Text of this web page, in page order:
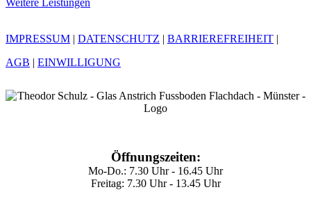
Weitere Leistungen
IMPRESSUM | DATENSCHUTZ | BARRIEREFREIHEIT |
AGB | EINWILLIGUNG
Öffnungszeiten:
Mo-Do.: 7.30 Uhr - 16.45 Uhr
Freitag: 7.30 Uhr - 13.45 Uhr